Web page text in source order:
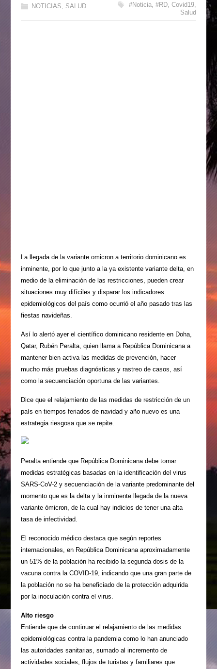
NOTICIAS SALUD #Noticia ,#RD ,Covid19
Salud
La llegada de la variante omicron a territorio domi­nicano es
inminente, por lo que junto a la ya exis­tente variante delta, en
medio de la eliminación de las restricciones, pue­den crear
situaciones muy difíciles y disparar los indi­cadores
epidemiológicos del país como ocurrió el año pasado tras las
fiestas navideñas.
Así lo alertó ayer el cien­tífico dominicano residen­te en Doha,
Qatar, Rubén Peralta, quien llama a Re­pública Dominicana a
mantener bien activa las medidas de prevención, hacer
mucho más pruebas diagnósticas y rastreo de casos, así
como la secuen­ciación oportuna de las va­riantes.
Dice que el relajamien­to de las medidas de res­tricción de un
país en tiempos feriados de na­vidad y año nuevo es una
estrategia riesgosa que se repite.
Peralta entiende que República Dominicana debe tomar
medidas es­tratégicas basadas en la identificación del virus
SARS-CoV-2 y secuencia­ción de la variante predo­minante del
momento que es la delta y la inminente llegada de la nueva
varian­te ómicron, de la cual hay indicios de tener una alta
tasa de infectividad.
El reconocido médico destaca que según reportes
internacionales, en Repú­blica Dominicana aproxi­madamente
un 51% de la población ha recibido la se­gunda dosis de la
vacuna contra la COVID-19, indi­cando que una gran parte de
la población no se ha be­neficiado de la protección adquirida
por la inocula­ción contra el virus.
Alto riesgo
Entiende que de continuar el relajamiento de las medi­das
epidemiológicas contra la pandemia como lo han anunciado
las autoridades sanitarias, sumado al in­cremento de
actividades sociales, flujos de turistas y familiares que